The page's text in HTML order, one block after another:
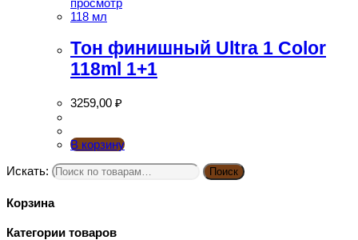
просмотр
118 мл
Тон финишный Ultra 1 Color
118ml 1+1
3259,00 ₽
В корзину
Искать:
Поиск
Корзина
Категории товаров